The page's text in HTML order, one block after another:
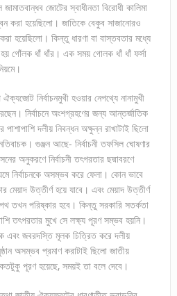
জোটের স্বাধীনতা বিরোধী কালিমা
করা হয়েছিলো। জাতিকে বেকুব সাজানোরও
হয়েছিলো। কিন্তু ধারণা বা বাস্তবতার মধ্যে
গোঁলক ধাঁ ধাঁর। এক সময় গোলক ধাঁ ধাঁ ফর্সা
নির্বাচনমুখী হওয়ার নেপথ্যে নানামুখী
নির্বাচনে অংশগ্রহণের জন্য আন্তর্জাতিক
দলীয় নিবন্ধন অক্ষুন্ন রাখাটাই ছিলো
গুঞ্জন আছে- নির্বাচনী তফসিল ঘোষণার
অনুকরণে নির্বাচনী তৎপরতার ছদ্মাবরণে
নির্বাচনকে অসম্ভব করে ফেলা। কোন ভাবে
মেয়াদ উত্তীর্ণ হয়ে যাবে। এবং মেয়াদ উত্তীর্ণ
তখন পরিষ্কার হবে। কিন্তু সরকারি সতর্কতা
তৎপরতার মুখে সে লক্ষ্য পূরণ সম্ভব হয়নি।
এবং জবরদস্তি মূলক চিত্রিত করে দলীয়
অসম্ভব প্রমাণ করাটাই ছিলো জাতীয়
পূরণ হয়েছে, সময়ই তা বলে দেবে।